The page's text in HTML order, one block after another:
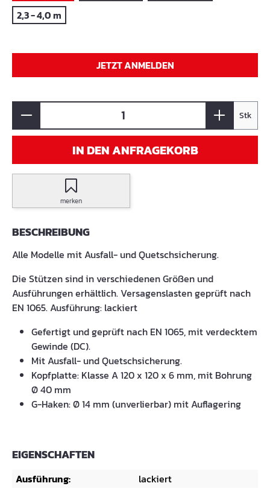
2,3 - 4,0 m
JETZT ANMELDEN
Stk
IN DEN ANFRAGEKORB
merken
BESCHREIBUNG
Alle Modelle mit Ausfall- und Quetschsicherung.
Die Stützen sind in verschiedenen Größen und
Ausführungen erhältlich. Versagenslasten geprüft nach
EN 1065. Ausführung: lackiert
Gefertigt und geprüft nach EN 1065, mit verdecktem
Gewinde (DC).
Mit Ausfall- und Quetschsicherung.
Kopfplatte: Klasse A 120 x 120 x 6 mm, mit Bohrung
Ø 40 mm
G-Haken: Ø 14 mm (unverlierbar) mit Auflagering
EIGENSCHAFTEN
Ausführung:
lackiert